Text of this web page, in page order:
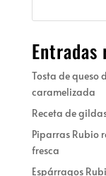
Tosta de queso
caramelizada
Receta de
Piparras Rubio
fresca
Espárragos